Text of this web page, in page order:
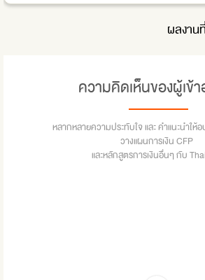
ผลงาน
ความคิดเห็นของผู้เข้
หลากหลายความประทับใจ และ คำแนะนำให้
วางแผนการเงิน CFP
และหลักสูตรการเงินอื่นๆ กับ